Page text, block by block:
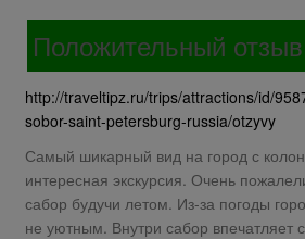
Положительный отзыв
http://traveltipz.ru/trips/attractions/id/
sobor-saint-petersburg-russia/otzyvy
Самый шикарный вид на город с
интересная экскурсия. Очень
сабор будучи летом. Из-за погоды
не уютным. Внутри сабор впечатляет